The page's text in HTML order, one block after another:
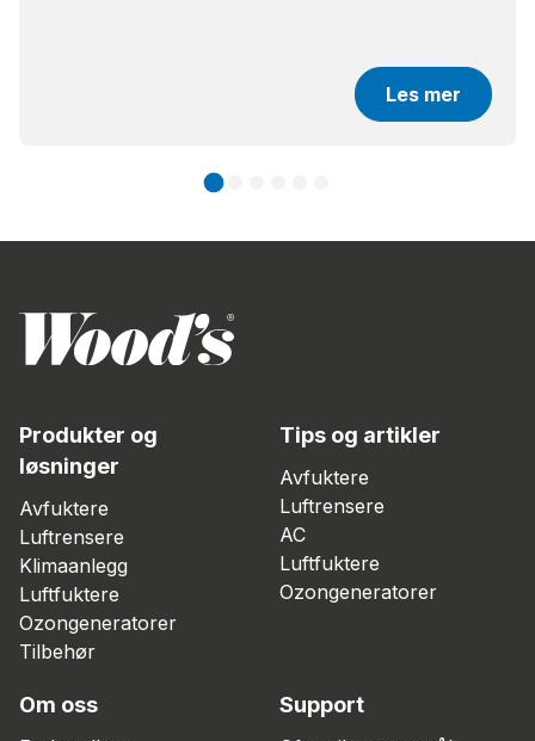
Les mer
Produkter og
løsninger
Avfuktere
Luftrensere
Klimaanlegg
Luftfuktere
Ozongeneratorer
Tilbehør
Tips og artikler
Avfuktere
Luftrensere
AC
Luftfuktere
Ozongeneratorer
Om oss Support